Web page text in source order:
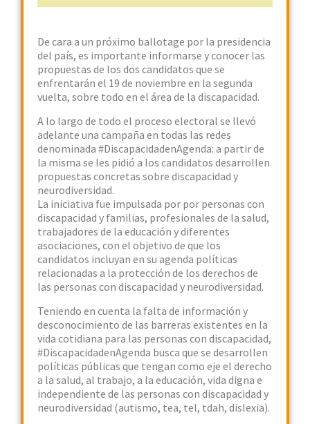
De cara a un próximo ballotage por la presidencia
del país, es importante informarse y conocer las
propuestas de los dos candidatos que se
enfrentarán el 19 de noviembre en la segunda
vuelta, sobre todo en el área de la discapacidad.
A lo largo de todo el proceso electoral se llevó
adelante una campaña en todas las redes
denominada #DiscapacidadenAgenda: a partir de
la misma se les pidió a los candidatos desarrollen
propuestas concretas sobre discapacidad y
neurodiversidad.
La iniciativa fue impulsada por por personas con
discapacidad y familias, profesionales de la salud,
trabajadores de la educación y diferentes
asociaciones, con el objetivo de que los
candidatos incluyan en su agenda políticas
relacionadas a la protección de los derechos de
las personas con discapacidad y neurodiversidad.
Teniendo en cuenta la falta de información y
desconocimiento de las barreras existentes en la
vida cotidiana para las personas con discapacidad,
#DiscapacidadenAgenda busca que se desarrollen
políticas públicas que tengan como eje el derecho
a la salud, al trabajo, a la educación, vida digna e
independiente de las personas con discapacidad y
neurodiversidad (autismo, tea, tel, tdah, dislexia).